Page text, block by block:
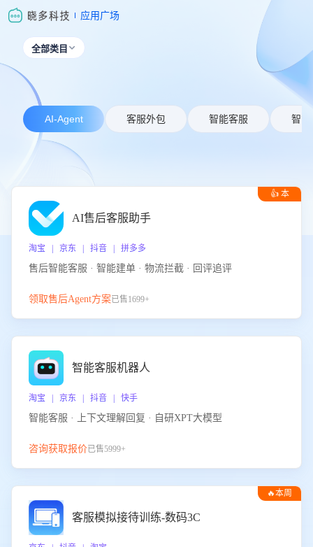
应用广场
全部类目 
AI-Agent 客服外包 智能客服 智能
👍 本
AI售后客服助手
淘宝 | 京东 | 抖音 | 拼多多
售后智能客服 · 智能建单 · 物流拦截 · 回评追评
领取售后Agent方案已售1699+
智能客服机器人
淘宝 | 京东 | 抖音 | 快手
智能客服 · 上下文理解回复 · 自研XPT大模型
咨询获取报价已售5999+
🔥本周
客服模拟接待训练-数码3C